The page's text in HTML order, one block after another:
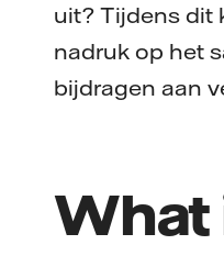
uit? Tijdens dit
nadruk op het
bijdragen aan
What